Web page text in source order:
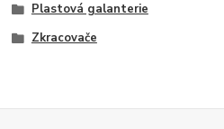
Plastová galanterie
Zkracovače